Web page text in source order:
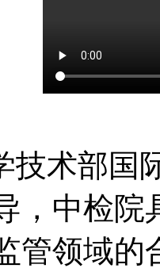
技术部国
，中检
管领域的